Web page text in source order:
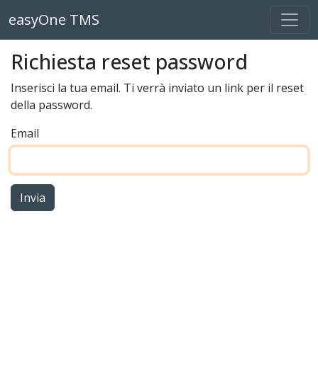
easyOne TMS
Richiesta reset password
Inserisci la tua email. Ti verrà inviato un link per il reset
della password.
Email
Invia